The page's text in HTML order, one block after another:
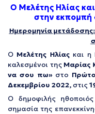
Ο Μελέτης Ηλίας
στην εκπομπή
Ημερομηνία
Ο Μελέτης Ηλίαςκαι η
καλεσμένοι της Μαρίας
να σου πω»στο
Δεκεμβρίου 2022, στις
Ο δημοφιλής ηθοποιός
σημασία της